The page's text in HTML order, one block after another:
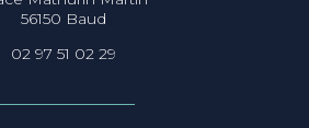
56150 Baud
02 97 51 02 29